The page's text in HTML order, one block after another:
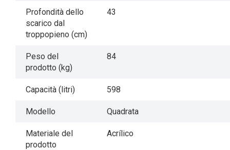
Profondità dello
scarico dal
troppopieno (cm)
43
Peso del
prodotto (kg)
84
Capacità (litri) 598
Modello Quadrata
Materiale del
prodotto
Acrílico